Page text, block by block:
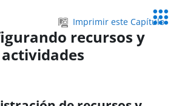
Imprimir este Capítulo
recursos y
actividades